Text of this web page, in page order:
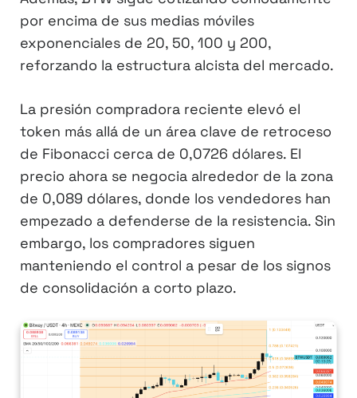
por encima de sus medias móviles
exponenciales de 20, 50, 100 y 200,
reforzando la estructura alcista del mercado.
La presión compradora reciente elevó el
token más allá de un área clave de retroceso
de Fibonacci cerca de 0,0726 dólares. El
precio ahora se negocia alrededor de la zona
de 0,089 dólares, donde los vendedores han
empezado a defenderse de la resistencia. Sin
embargo, los compradores siguen
manteniendo el control a pesar de los signos
de consolidación a corto plazo.